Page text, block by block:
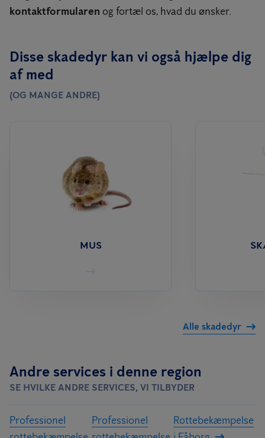
kontaktformularen og fortæl os, hvad du ønsker.
Disse skadedyr kan vi også hjælpe dig
af med
(OG MANGE ANDRE)
MUS
Alle skadedyr
Andre services i denne region
SE HVILKE ANDRE SERVICES, VI TILBYDER
Professionel
Professionel
Rottebekæmpelse